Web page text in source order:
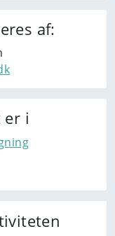
af:
er i